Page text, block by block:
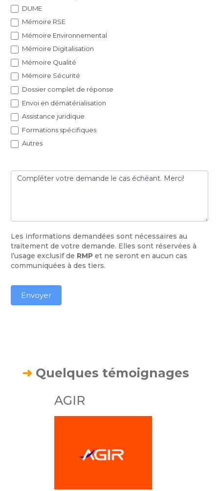
DUME
Mémoire RSE
Mémoire Environnemental
Mémoire Digitalisation
Mémoire Qualité
Mémoire Sécurité
Dossier complet de réponse
Envoi en dématérialisation
Assistance juridique
Formations spécifiques
Autres
Compléter votre demande le cas échéant. Merci!
Les informations demandées sont nécessaires au
traitement de votre demande. Elles sont réservées à
l’usage exclusif de RMP et ne seront en aucun cas
communiquées à des tiers.
Envoyer
➜ Quelques témoignages
AGIR